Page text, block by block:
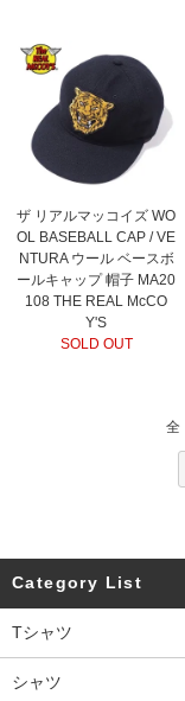
ザ リアルマッコイズ WO
OL BASEBALL CAP / VE
NTURA ウール ベースボ
ールキャップ 帽子 MA20
108 THE REAL McCO
Y'S
SOLD OUT
全
Category List
Tシャツ
シャツ